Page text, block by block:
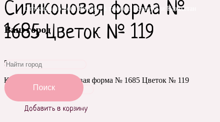
Отправка по всей России, а также в Беларусь и Казахстан
Ваш город
Поиск
Силиконовая форма №
1685 Цветок № 119
590₽
Количество Силиконовая форма № 1685 Цветок № 119
Добавить в корзину